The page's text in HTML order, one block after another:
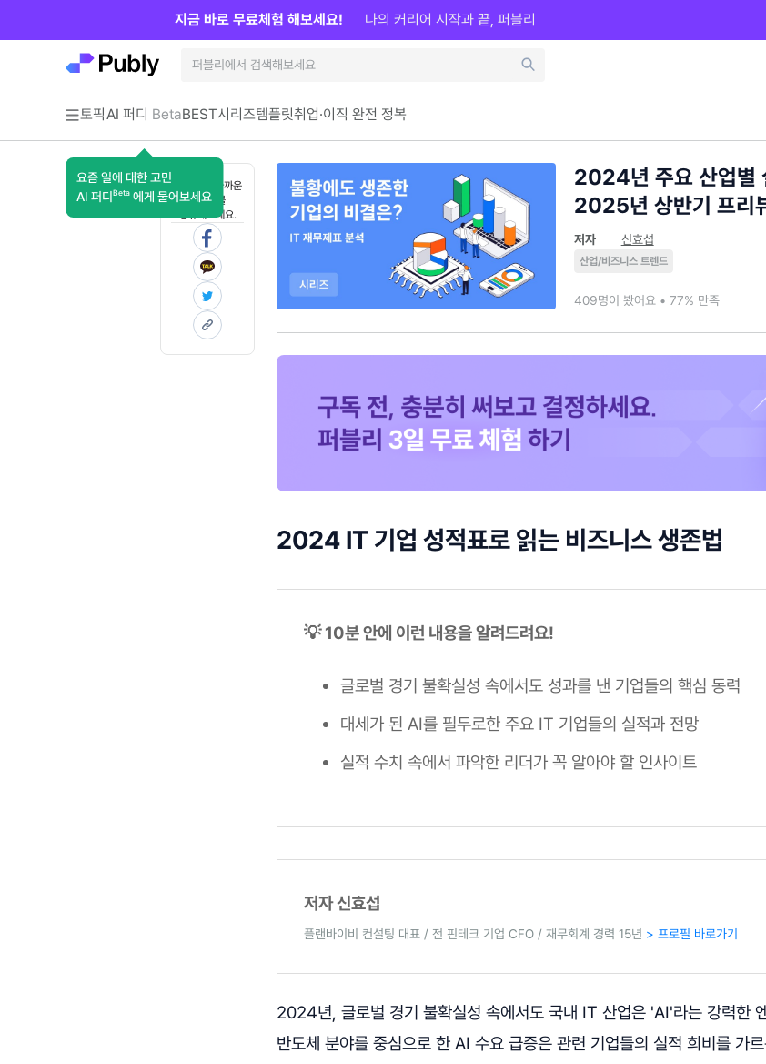
토픽AI 퍼디 Beta
요즘 일에 대한 고민
AI 퍼디 Beta 에게 물어보세요
BEST시리즈템플릿취업·이직 완전 정복
지금 바로 무료체험 해보세요! 나의 커리어 시작과 끝, 퍼블리
혼자 보기 아까운
콘텐츠를
공유해보세요.
2024년 주요 산업별
2025년 상반기 프리
저자 신효섭
산업/비즈니스 트렌드
409명이 봤어요 • 77% 만족
2024 IT 기업 성적표로 읽는 비즈니스 생존법
💡 10분 안에 이런 내용을 알려드려요!
글로벌 경기 불확실성 속에서도 성과를 낸 기업들의 핵심 동력
대세가 된 AI를 필두로한 주요 IT 기업들의 실적과 전망
실적 수치 속에서 파악한 리더가 꼭 알아야 할 인사이트
저자 신효섭
플랜바이비 컨설팅 대표 / 전 핀테크 기업 CFO / 재무회계 경력 15년 > 프로필 바로가기
2024년, 글로벌 경기 불확실성 속에서도 국내 IT 산업은 'AI'라는 강력한
반도체 분야를 중심으로 한 AI 수요 급증은 관련 기업들의 실적 희비를 가